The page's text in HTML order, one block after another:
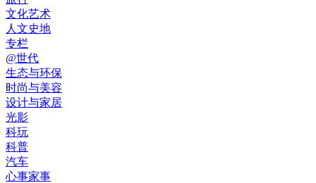
文化艺术
人文史地
专栏
@世代
生态与环保
时尚与美容
设计与家居
光影
科玩
科普
汽车
心事家事